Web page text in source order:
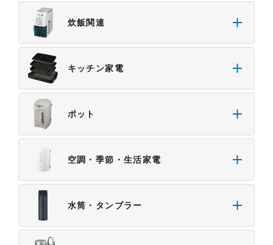
ている専用の製品（レンタル品）につきましては、
弊社「
みまもりほっとライン相談窓口
」に直接お問
い合わせくださいますようお願いします。
４．本サービスに係わる損害の免責
本サイトに情報を掲載する際には、細心の注意を払
っておりますが、以下の点について、弊社は何ら保
証せず、また責任を負うものではありません。あら
かじめご了承ください。
・掲載された情報が全て正確であり、有用であり、
安全であること。
・掲載された情報が常に最新のものであること。
なれなかったことにより生じる一切の損害。
・予告なしにサーバーの停止、本サービスの変更ま
たは提供の中止・中断を行うこと。また、それによ
って生じる一切の損害。
炊飯関連
キッチン家電
ポット
空調・季節・生活家電
水筒・タンブラー